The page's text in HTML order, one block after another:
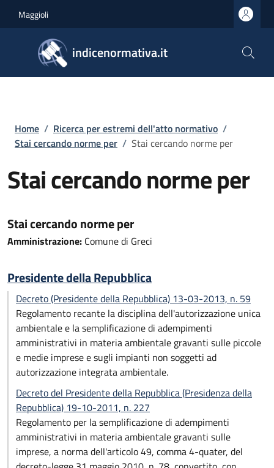
Maggioli
indicenormativa.it
Briciole di pane
Home / Ricerca per estremi dell'atto normativo /
Stai cercando norme per / Stai cercando norme per
Stai cercando norme per
Stai cercando norme per
Amministrazione: Comune di Greci
Presidente della Repubblica
Decreto (Presidente della Repubblica) 13-03-2013, n. 59
Regolamento recante la disciplina dell'autorizzazione unica
ambientale e la semplificazione di adempimenti
amministrativi in materia ambientale gravanti sulle piccole
e medie imprese e sugli impianti non soggetti ad
autorizzazione integrata ambientale.
Decreto del Presidente della Repubblica (Presidenza della
Repubblica) 19-10-2011, n. 227
Regolamento per la semplificazione di adempimenti
amministrativi in materia ambientale gravanti sulle
imprese, a norma dell'articolo 49, comma 4-quater, del